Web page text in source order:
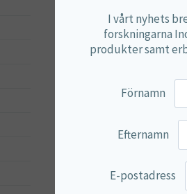
I vårt nyhets
forskningarna
produkter samt
Förnamn
Efternamn
E-postadress